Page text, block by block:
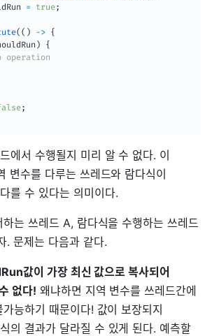
= true;
( ( ) -> {
)
{
operation
;
에서 수행될지 미리 알 수 없다. 이
변수를 다루는 쓰레드와 람다식이
를 수 있다는 의미이다.
는 쓰레드 A, 람다식을 수행하는 쓰레드
. 문제는 다음과 같다.
값이 가장 최신 값으로 복사되어
없다! 왜냐하면 지역 변수를 쓰레드간에
능하기 때문이다! 값이 보장되지
의 결과가 달라질 수 있게 된다. 예측할